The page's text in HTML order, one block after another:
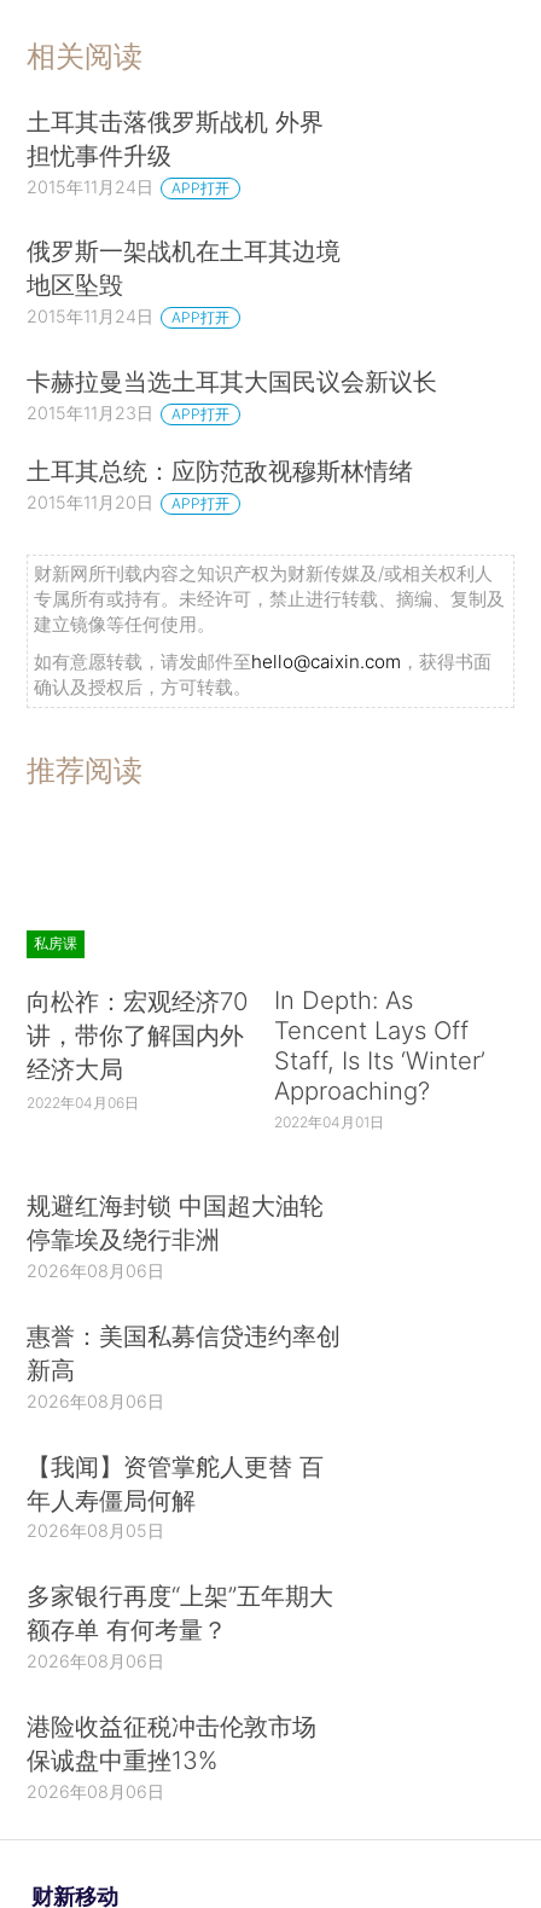
相关阅读
土耳其击落俄罗斯战机 外界
担忧事件升级
2015年11月24日 APP打开
俄罗斯一架战机在土耳其边境
地区坠毁
2015年11月24日 APP打开
卡赫拉曼当选土耳其大国民议会新议长
2015年11月23日 APP打开
土耳其总统：应防范敌视穆斯林情绪
2015年11月20日 APP打开
财新网所刊载内容之知识产权为财新传媒及/或相关权利人
专属所有或持有。未经许可，禁止进行转载、摘编、复制及
建立镜像等任何使用。
如有意愿转载，请发邮件至hello@caixin.com ，获得书面
确认及授权后，方可转载。
推荐阅读
私房课
向松祚：宏观经济70
讲，带你了解国内外
经济大局
2022年04月06日
In Depth: As
Tencent Lays Off
Staff, Is Its ‘Winter’
Approaching?
2022年04月01日
规避红海封锁 中国超大油轮
停靠埃及绕行非洲
2026年08月06日
惠誉：美国私募信贷违约率创
新高
2026年08月06日
【我闻】资管掌舵人更替 百
年人寿僵局何解
2026年08月05日
多家银行再度“上架”五年期大
额存单 有何考量？
2026年08月06日
港险收益征税冲击伦敦市场
保诚盘中重挫13%
2026年08月06日
财新移动